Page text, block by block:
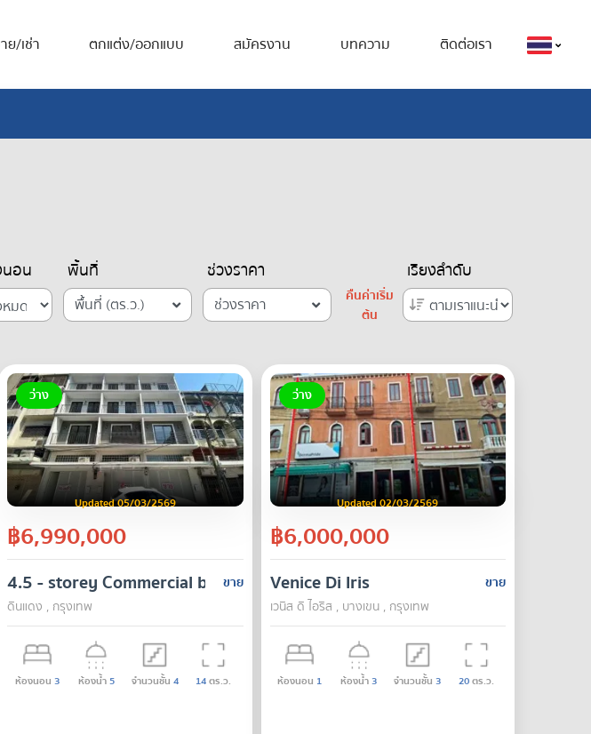
ย/เช่า ตกแต่ง/ออกแบบ สมัครงาน บทความ ติดต่อเรา
อน พื้นที่
พื้นที่ (ตร.ว.)
ช่วงราคา
ช่วงราคา
คืนค่าเริ่ม
ต้น
เรียงลำดับ
ว่าง
Updated 05/03/2569
฿6,990,000
ขาย
4.5 - storey Commercial building 250 square meters Soi Prachasongkhro
ดินแดง , กรุงเทพ
ห้องนอน 3 ห้องน้ำ5 จำนวนชั้น 4 14ตร.ว.
ว่าง
Updated 02/03/2569
฿6,000,000
ขาย
Venice Di Iris
เวนิส ดิ ไอริส , บางเขน , กรุงเทพ
ห้องนอน 1 ห้องน้ำ3 จำนวนชั้น 3 20ตร.ว.